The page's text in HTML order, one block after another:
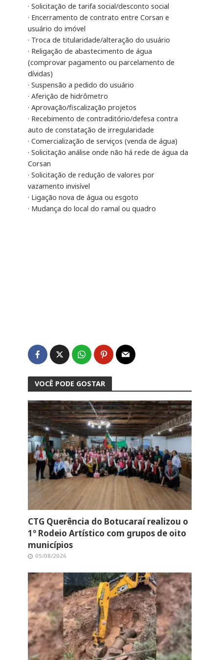
· Solicitação de tarifa social/desconto social
· Encerramento de contrato entre Corsan e
usuário do imóvel
· Troca de titularidade/alteração do usuário
· Religação de abastecimento de água
(comprovar pagamento ou parcelamento de
dívidas)
· Suspensão a pedido do usuário
· Aferição de hidrômetro
· Aprovação/fiscalização projetos
· Recebimento de contraditório/defesa contra
auto de constatação de irregularidade
· Comercialização de serviços (venda de água)
· Solicitação análise onde não há rede de água da
Corsan
· Solicitação de redução de valores por
vazamento invisível
· Ligação nova de água ou esgoto
· Mudança do local do ramal ou quadro
VOCÊ PODE GOSTAR
CTG Querência do Botucaraí realizou o
1º Rodeio Artístico com grupos de oito
municípios
05/08/2026